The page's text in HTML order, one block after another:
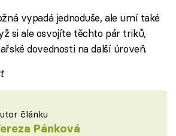
vypadá jednoduše, ale umí také
si ale osvojíte těchto pár triků,
dovednosti na další úroveň.
článku
Pánková